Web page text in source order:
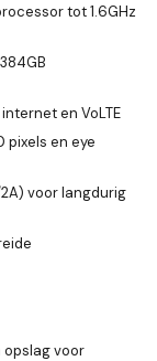
tot 1.6GHz
en VoLTE
pixels en eye
voor langdurig
opslag voor